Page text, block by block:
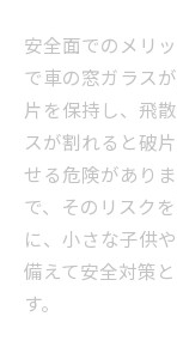
安全面でのメリ
で車の窓ガラス
片を保持し、飛
スが割れると破
せる危険があり
で、そのリスク
に、小さな子供
備えて安全対策
す。